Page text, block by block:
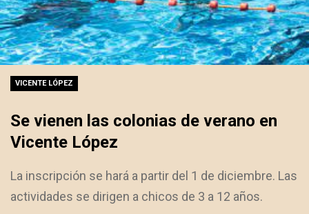
VICENTE LÓPEZ
Se vienen las colonias de verano en
Vicente López
La inscripción se hará a partir del 1 de diciembre. Las
actividades se dirigen a chicos de 3 a 12 años.